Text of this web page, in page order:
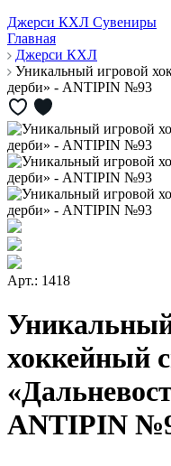
Джерси КХЛ Сувениры
Главная
Джерси КХЛ
Уникальный игровой
дерби» - ANTIPIN №93
Арт.: 1418
хоккейный
ANTIPIN